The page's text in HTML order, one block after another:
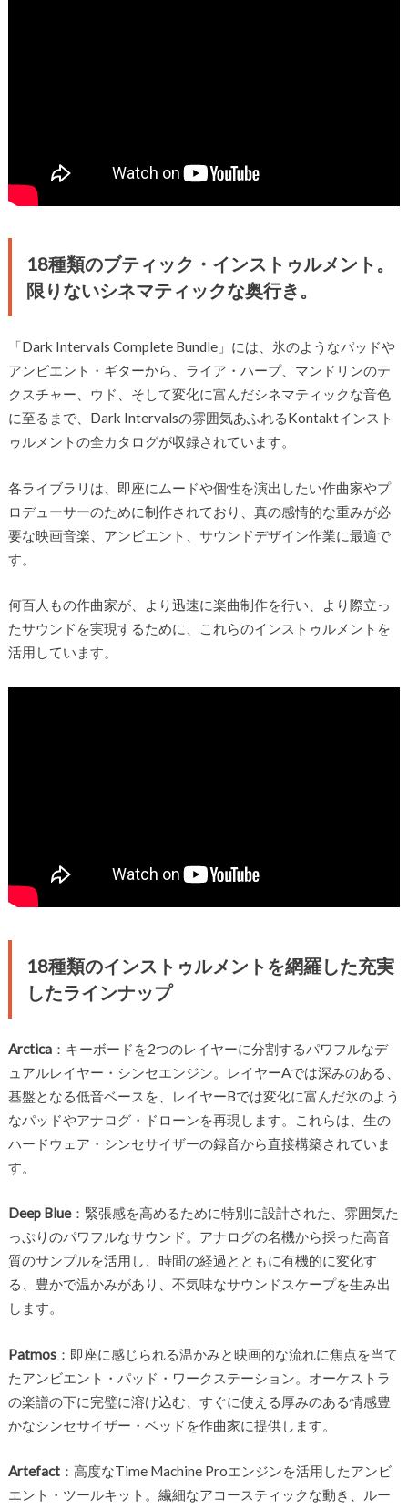
18種類のブティック・インストゥルメント。
限りないシネマティックな奥行き。
「Dark Intervals Complete Bundle」には、氷のようなパッドや
アンビエント・ギターから、ライア・ハープ、マンドリンのテ
クスチャー、ウド、そして変化に富んだシネマティックな音色
に至るまで、Dark Intervalsの雰囲気あふれるKontaktインスト
ゥルメントの全カタログが収録されています。
各ライブラリは、即座にムードや個性を演出したい作曲家やプ
ロデューサーのために制作されており、真の感情的な重みが必
要な映画音楽、アンビエント、サウンドデザイン作業に最適で
す。
何百人もの作曲家が、より迅速に楽曲制作を行い、より際立っ
たサウンドを実現するために、これらのインストゥルメントを
活用しています。
18種類のインストゥルメントを網羅した充実
したラインナップ
Arctica：キーボードを2つのレイヤーに分割するパワフルなデ
ュアルレイヤー・シンセエンジン。レイヤーAでは深みのある、
基盤となる低音ベースを、レイヤーBでは変化に富んだ氷のよう
なパッドやアナログ・ドローンを再現します。これらは、生の
ハードウェア・シンセサイザーの録音から直接構築されていま
す。
Deep Blue：緊張感を高めるために特別に設計された、雰囲気た
っぷりのパワフルなサウンド。アナログの名機から採った高音
質のサンプルを活用し、時間の経過とともに有機的に変化す
る、豊かで温かみがあり、不気味なサウンドスケープを生み出
します。
Patmos：即座に感じられる温かみと映画的な流れに焦点を当て
たアンビエント・パッド・ワークステーション。オーケストラ
の楽譜の下に完璧に溶け込む、すぐに使える厚みのある情感豊
かなシンセサイザー・ベッドを作曲家に提供します。
Artefact：高度なTime Machine Proエンジンを活用したアンビ
エント・ツールキット。繊細なアコースティックな動き、ルー